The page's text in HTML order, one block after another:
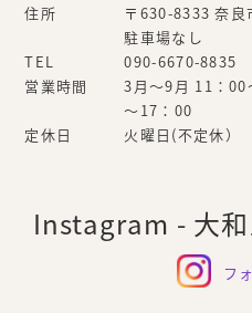
住所 〒630-8333 奈良
駐車場なし
TEL
090-6670-8835
営業時間
3月～9月 11：
～17：00
定休日
火曜日(不定休）
Instagram - 大
フ